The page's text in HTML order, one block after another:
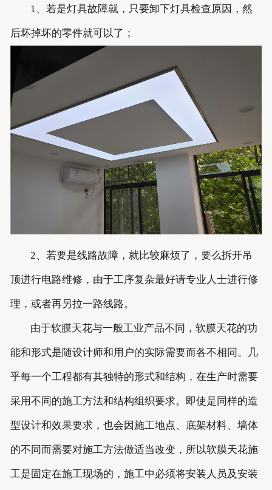
1、若是灯具故障就，只要卸下灯具检查原因，然
后坏掉坏的零件就可以了；
2、若要是线路故障，就比较麻烦了，要么拆开吊
顶进行电路维修，由于工序复杂最好请专业人士进行修
理，或者再另拉一路线路。
由于软膜天花与一般工业产品不同，软膜天花的功
能和形式是随设计师和用户的实际需要而各不相同。几
乎每一个工程都有其独特的形式和结构，在生产时需要
采用不同的施工方法和结构组织要求。即使是同样的造
型设计和效果要求，也会因施工地点、底架材料、墙体
的不同而需要对施工方法做适当改变，所以软膜天花施
工是固定在施工现场的，施工中必须将安装人员及安装